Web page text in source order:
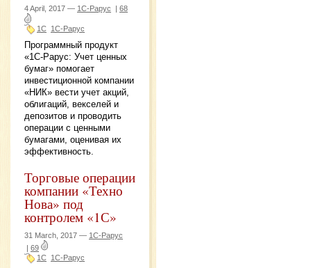
4 April, 2017 — 1С-Рарус | 68
1С 1С-Рарус
Программный продукт
«1C-Рарус: Учет ценных
бумаг» помогает
инвестиционной компании
«НИК» вести учет акций,
облигаций, векселей и
депозитов и проводить
операции с ценными
бумагами, оценивая их
эффективность.
Торговые операции
компании «Техно
Нова» под
контролем «1С»
31 March, 2017 — 1С-Рарус
| 69
1С 1С-Рарус